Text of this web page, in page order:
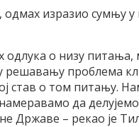
изразио сумњу
о низу питања,
решавању проблема
став о том питању.
да
Државе – рекао је